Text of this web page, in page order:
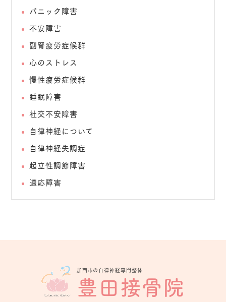
パニック障害
不安障害
副腎疲労症候群
心のストレス
慢性疲労症候群
睡眠障害
社交不安障害
自律神経について
自律神経失調症
起立性調節障害
適応障害
加西市の自律神経専門整体
豊田接骨院